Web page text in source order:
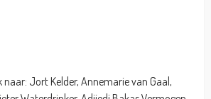
naar: Jort Kelder, Annemarie van Gaal,